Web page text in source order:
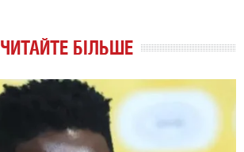
ЧИТАЙТЕ БІЛЬШЕ